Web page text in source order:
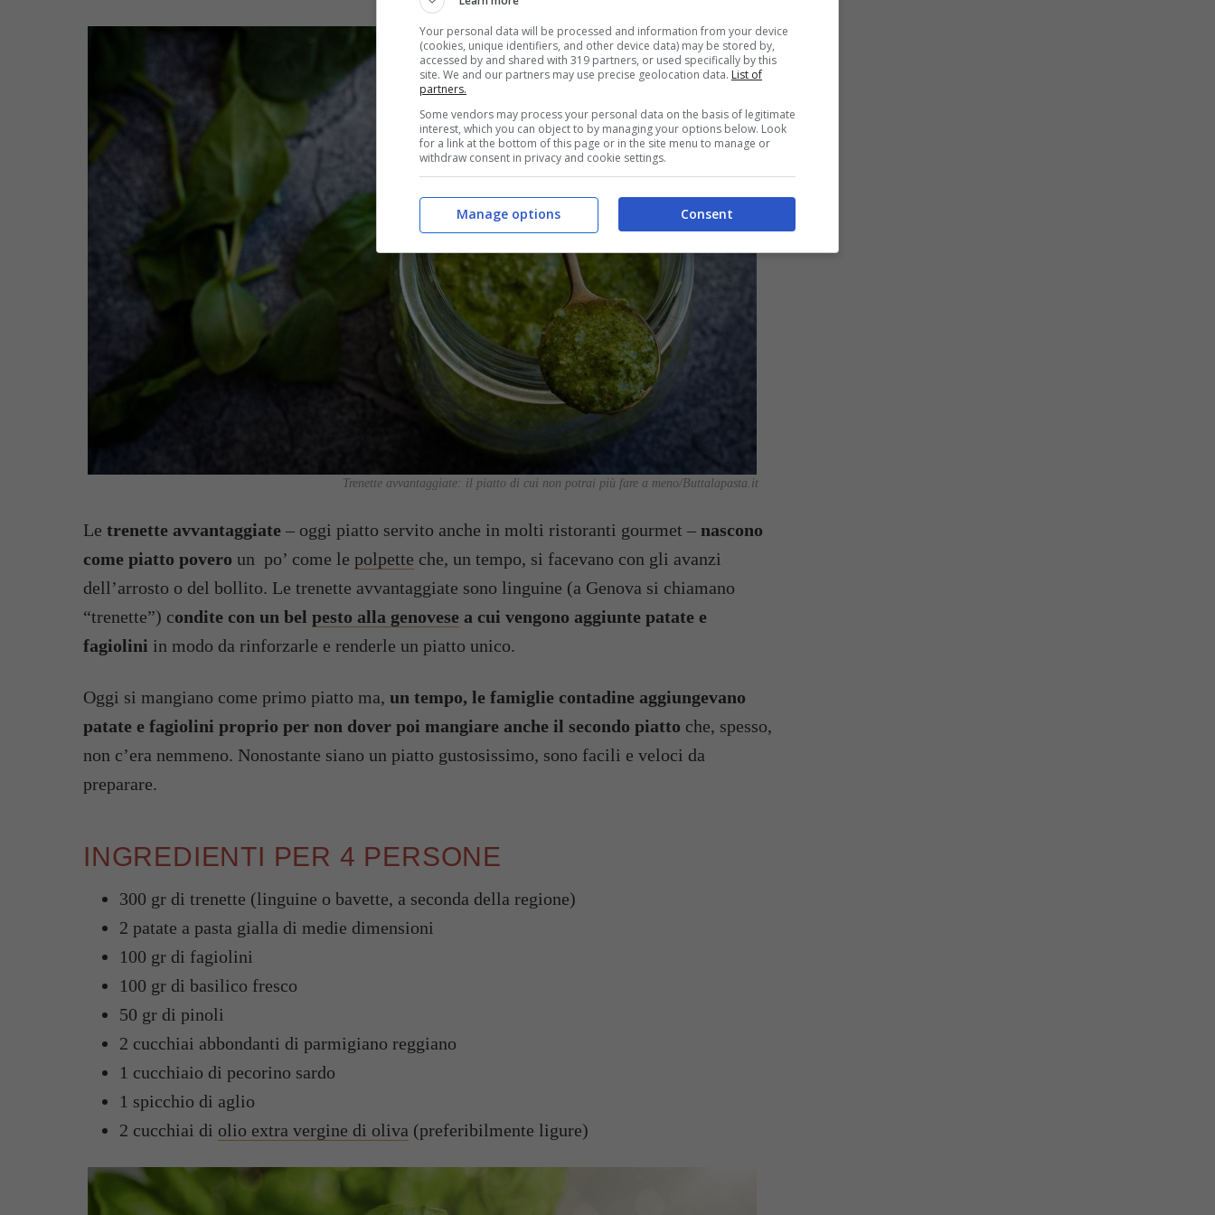
Trenette avvantaggiate: il piatto di cui non potrai più fare a meno/Buttalapasta.it
Le trenette avvantaggiate – oggi piatto servito anche in molti ristoranti gourmet – nascono
come piatto povero un po’ come le polpette che, un tempo, si facevano con gli avanzi
dell’arrosto o del bollito. Le trenette avvantaggiate sono linguine (a Genova si chiamano
“trenette”) condite con un bel pesto alla genovese a cui vengono aggiunte patate e
fagiolini in modo da rinforzarle e renderle un piatto unico.
Oggi si mangiano come primo piatto ma, un tempo, le famiglie contadine aggiungevano
patate e fagiolini proprio per non dover poi mangiare anche il secondo piatto che, spesso,
non c’era nemmeno. Nonostante siano un piatto gustosissimo, sono facili e veloci da
preparare.
INGREDIENTI PER 4 PERSONE
300 gr di trenette (linguine o bavette, a seconda della regione)
2 patate a pasta gialla di medie dimensioni
100 gr di fagiolini
100 gr di basilico fresco
50 gr di pinoli
2 cucchiai abbondanti di parmigiano reggiano
1 cucchiaio di pecorino sardo
1 spicchio di aglio
2 cucchiai di olio extra vergine di oliva (preferibilmente ligure)
Your personal data will be processed and information from your device
(cookies, unique identifiers, and other device data) may be stored by,
accessed by and shared with 319 partners, or used specifically by this
site. We and our partners may use precise geolocation data. List of
partners.
Some vendors may process your personal data on the basis of legitimate
interest, which you can object to by managing your options below. Look
for a link at the bottom of this page or in the site menu to manage or
withdraw consent in privacy and cookie settings.
Consent
Manage options